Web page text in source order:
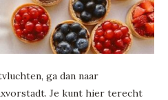
ga dan naar
Je kunt hier terecht